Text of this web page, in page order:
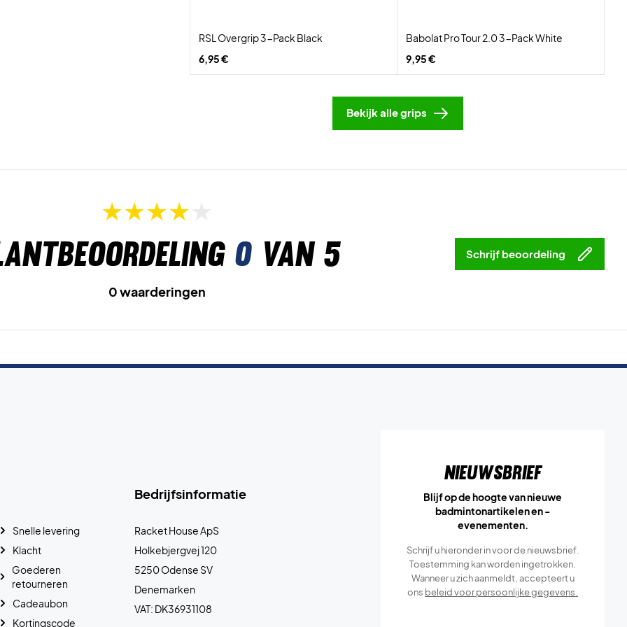
RSL Overgrip 3-Pack Black
6,95 €
Babolat Pro Tour 2.0 3-Pack White
9,95 €
Bekijk alle grips
0van 5 Schrijf beoordeling
0 waarderingen
Bedrijfsinformatie
Racket House ApS
Holkebjergvej 120
5250 Odense SV
Denemarken
VAT: DK36931108
Snelle levering
Klacht
Goederen
retourneren
Cadeaubon
Kortingscode
Nieuwsbrief
Blijf op de hoogte van nieuwe
badmintonartikelen en -
evenementen.
Schrijf u hieronder in voor de nieuwsbrief.
Toestemming kan worden ingetrokken.
Wanneer u zich aanmeldt, accepteert u
ons beleid voor persoonlijke gegevens.